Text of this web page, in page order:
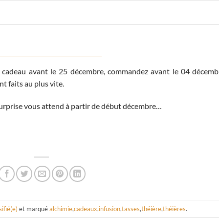
avant le 25 décembre, commandez avant le 04
faits au plus vite.
vous attend à partir de début décembre…
et marquéalchimie,cadeaux,infusion,tasses,théière,théières.